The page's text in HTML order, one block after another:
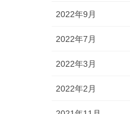
2022年9月
2022年7月
2022年3月
2022年2月